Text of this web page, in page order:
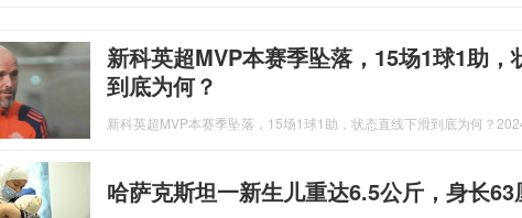
新科英超MVP本赛季坠落，15场1球1助，
到底为何？
新科英超MVP本赛季坠落，15场1球1助，状态直线下滑到底为何？
哈萨克斯坦一新生儿重达6.5公斤，身长63